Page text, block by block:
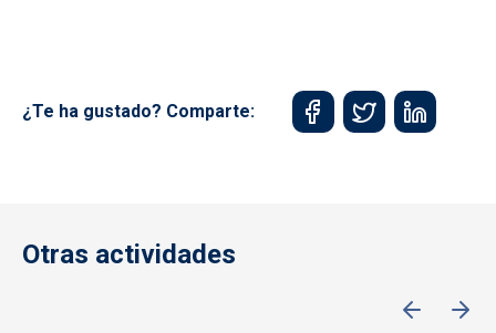
¿Te ha gustado? Comparte:
Otras actividades